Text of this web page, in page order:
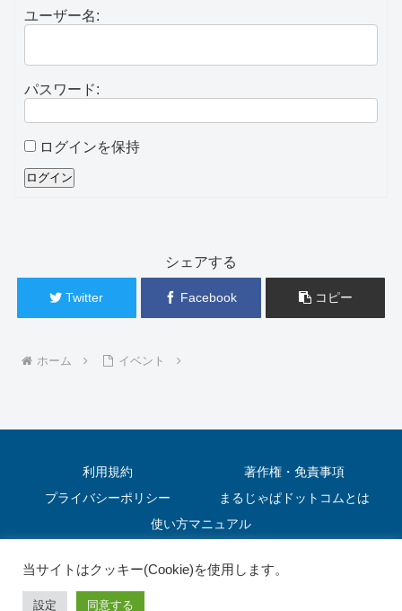
ユーザー名:
パスワード:
ログインを保持
ログイン
シェアする
Twitter Facebook コピー
ホーム イベント
利用規約
著作権・免責事項
プライバシーポリシー
まるじゃぱドットコムとは
使い方マニュアル
当サイトはクッキー(Cookie)を使用します。
設定 同意する